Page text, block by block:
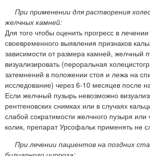
При применении для растворения
желчных камней:
Для того чтобы оценить прогресс в
своевременного выявления признаков
зависимости от размера камней, желчный
визуализировать (пероральная
затемнений в положении стоя и лежа на
исследование) через 6-10 месяцев после
Если желчный пузырь невозможно
рентгеновских снимках или в случаях
слабой сократимости желчного пузыря или
колик, препарат Урсофальк применять не
При лечении пациентов на поздних